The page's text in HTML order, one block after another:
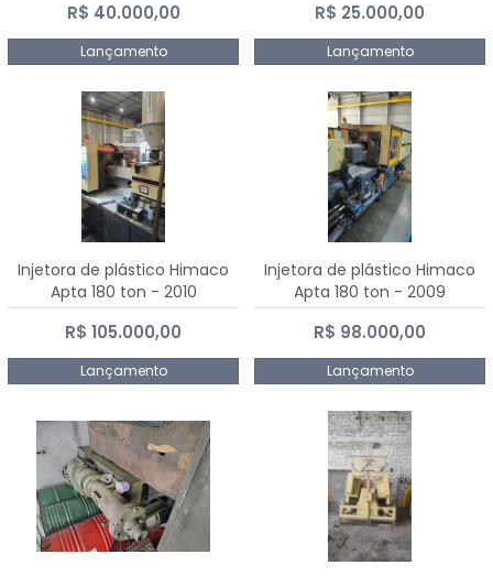
R$ 40.000,00
Lançamento
R$ 25.000,00
Lançamento
Injetora de plástico Himaco
Apta 180 ton - 2010
R$ 105.000,00
Lançamento
Injetora de plástico Himaco
Apta 180 ton - 2009
R$ 98.000,00
Lançamento